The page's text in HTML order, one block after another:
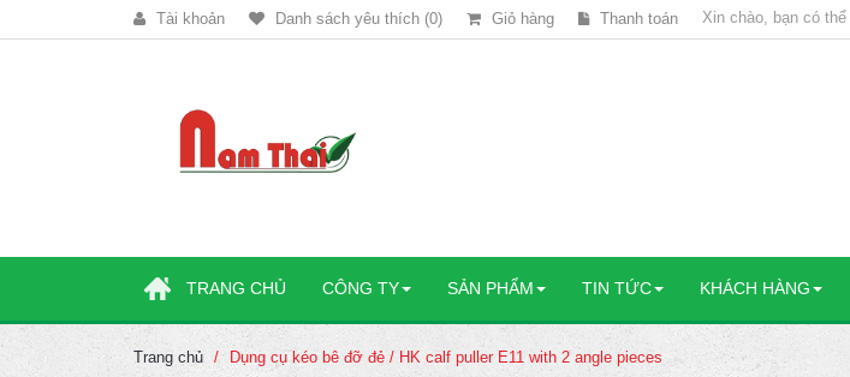
Tài khoản Danh sách yêu thích (0) Giỏ hàng Thanh toán Xin chào, bạn có thể
TRANG CHỦ CÔNG TY SẢN PHẨM TIN TỨC KHÁCH HÀNG
Trang chủ Dụng cụ kéo bê đỡ đẻ / HK calf puller E11 with 2 angle pieces